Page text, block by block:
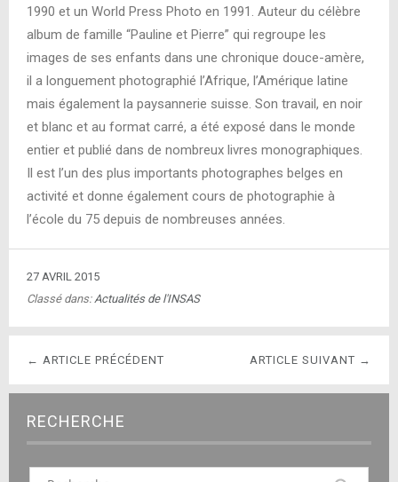
1990 et un World Press Photo en 1991. Auteur du célèbre
album de famille “Pauline et Pierre” qui regroupe les
images de ses enfants dans une chronique douce-amère,
il a longuement photographié l’Afrique, l’Amérique latine
mais également la paysannerie suisse. Son travail, en noir
et blanc et au format carré, a été exposé dans le monde
entier et publié dans de nombreux livres monographiques.
Il est l’un des plus importants photographes belges en
activité et donne également cours de photographie à
l’école du 75 depuis de nombreuses années.
27 AVRIL 2015
Classé dans: Actualités de l'INSAS
ARTICLE SUIVANT →
← ARTICLE PRÉCÉDENT
RECHERCHE